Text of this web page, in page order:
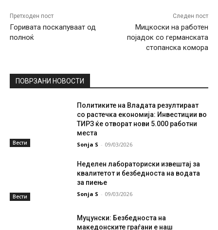
Претходен пост
Горивата поскапуваат од
полноќ
Следен пост
Мицкоски на работен
појадок со германската
стопанска комора
ПОВРЗАНИ НОВОСТИ
Вести
Политиките на Владата резултираат
со растечка економија: Инвестиции во
ТИРЗ ќе отворат нови 5.000 работни
места
Sonja S - 09/03/2026
Вести
Неделен лабораториски извештај за
квалитетот и безбедноста на водата
за пиење
Sonja S - 09/03/2026
Муцунски: Безбедноста на
македонските граѓани е наш